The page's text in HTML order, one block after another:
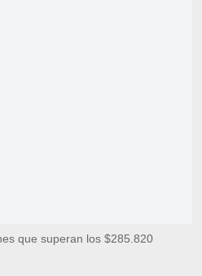
que superan los $285.820